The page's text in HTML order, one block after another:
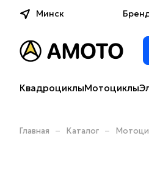
Минск
КвадроциклыМотоциклы
Главная – Каталог –